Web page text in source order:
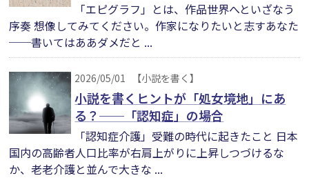
「エピグラフ」とは、作品世界へといざなう
序奏 想像してみてください。作家になりたいと志すあなた
──書いてはああダメだと ...
2026/05/01 【小説を書く】
小説を書くヒントが「処女境地」にあ
る？──「認知症」の場合
「認知症介護」受難の時代に起きたこと 日本
国内の高齢者人口比率が右肩上がりに上昇しつづけるな
か、老老介護と並んで大きな ...